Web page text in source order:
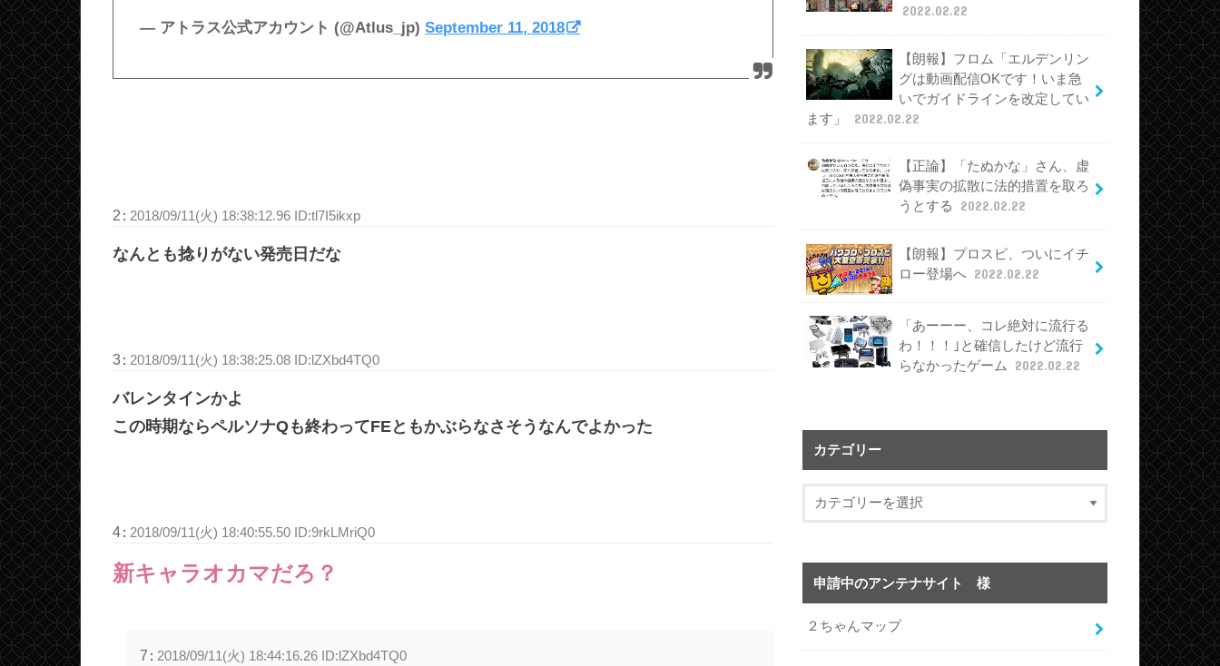
— アトラス公式アカウント (@Atlus_jp)September 11, 2018
2 : 2018/09/11(火) 18:38:12.96 ID:tl7I5ikxp
なんとも捻りがない発売日だな
3: 2018/09/11(火) 18:38:25.08 ID:lZXbd4TQ0
バレンタインかよ
この時期ならペルソナQも終わってFEともかぶらなさそうなんでよかった
4: 2018/09/11(火) 18:40:55.50 ID:9rkLMriQ0
新キャラオカマだろ？
7 : 2018/09/11(火) 18:44:16.26 ID:lZXbd4TQ0
2022.02.22
【朗報】フロム「エルデンリン
グは動画配信OKです！いま急
いでガイドラインを改定してい
ます」
2022.02.22
【正論】「たぬかな」さん、虚
偽事実の拡散に法的措置を取ろ
うとする
2022.02.22
【朗報】プロスピ、ついにイチ
ロー登場へ 2022.02.22
「あーーー、コレ絶対に流行る
わ！！！｣と確信したけど流行
らなかったゲーム
2022.02.22
カテゴリー
申請中のアンテナサイト 様
２ちゃんマップ